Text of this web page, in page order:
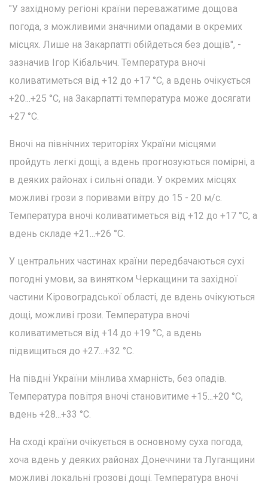
"У західному регіоні країни переважатиме дощова
погода, з можливими значними опадами в окремих
місцях. Лише на Закарпатті обійдеться без дощів", -
зазначив Ігор Кібальчич. Температура вночі
коливатиметься від +12 до +17 °С, а вдень очікується
+20...+25 °С, на Закарпатті температура може досягати
+27 °С.
Вночі на північних територіях України місцями
пройдуть легкі дощі, а вдень прогнозуються помірні, а
в деяких районах і сильні опади. У окремих місцях
можливі грози з поривами вітру до 15 - 20 м/с.
Температура вночі коливатиметься від +12 до +17 °С, а
вдень складе +21...+26 °С.
У центральних частинах країни передбачаються сухі
погодні умови, за винятком Черкащини та західної
частини Кіровоградської області, де вдень очікуються
дощі, можливі грози. Температура вночі
коливатиметься від +14 до +19 °С, а вдень
підвищиться до +27...+32 °С.
На півдні України мінлива хмарність, без опадів.
Температура повітря вночі становитиме +15...+20 °С,
вдень +28...+33 °С.
На сході країни очікується в основному суха погода,
хоча вдень у деяких районах Донеччини та Луганщини
можливі локальні грозові дощі. Температура вночі